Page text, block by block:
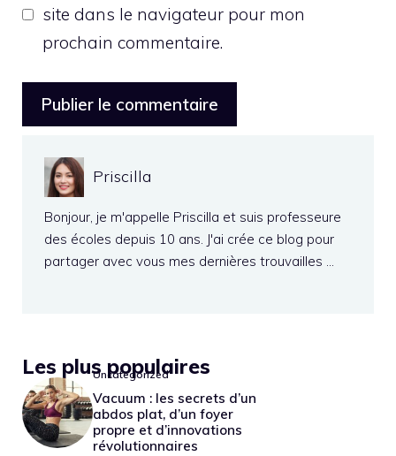
site dans le navigateur pour mon
prochain commentaire.
Priscilla
Bonjour, je m'appelle Priscilla et suis professeure
des écoles depuis 10 ans. J'ai crée ce blog pour
partager avec vous mes dernières trouvailles …
Les plus populaires
Uncategorized
Vacuum : les secrets d’un
abdos plat, d’un foyer
propre et d’innovations
révolutionnaires